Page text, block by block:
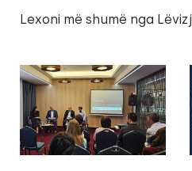
Lexoni më shumë nga